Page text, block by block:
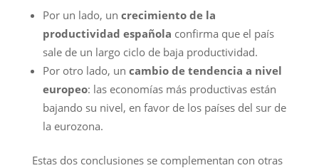
Por un lado, un crecimiento de la
productividad española confirma que el país
sale de un largo ciclo de baja productividad.
Por otro lado, un cambio de tendencia a nivel
europeo: las economías más productivas están
bajando su nivel, en favor de los países del sur de
la eurozona.
Estas dos conclusiones se complementan con otras